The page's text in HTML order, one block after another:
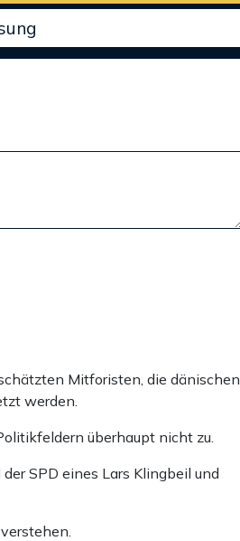
Mitforisten, die dänischen
werden.
überhaupt nicht zu.
SPD eines Lars Klingbeil und